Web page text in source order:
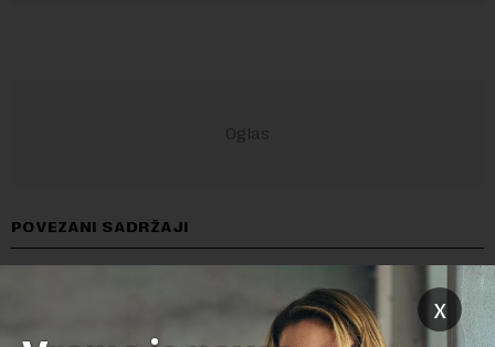
POVEZANI SADRŽAJI
x